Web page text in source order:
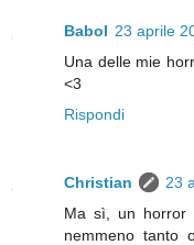
Babol 23 aprile
Una delle mie
<3
Rispondi
Christian
23
Ma sì, un horror
nemmeno tanto